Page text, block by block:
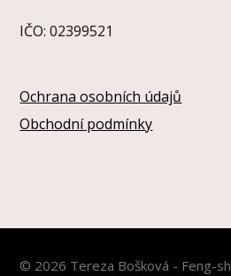
IČO: 02399521
Ochrana osobních údajů
Obchodní podmínky
© 2026 Tereza Bošková - Feng-